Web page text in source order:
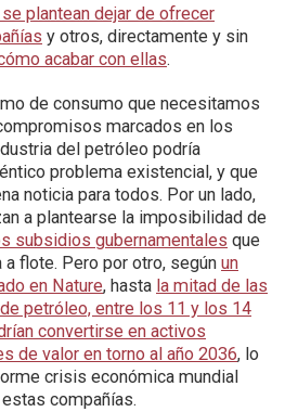
plantean dejar de ofrecer
y otros, directamente y sin
acabar con ellas.
de consumo que necesitamos
marcados en los
del petróleo podría
problema existencial, y que
noticia para todos. Por un lado,
a plantearse la imposibilidad de
subsidios gubernamentales que
flote. Pero por otro, según un
en Nature, hasta la mitad de las
petróleo, entre los 11 y los 14
convertirse en activos
de valor en torno al año 2036, lo
crisis económica mundial
compañías.